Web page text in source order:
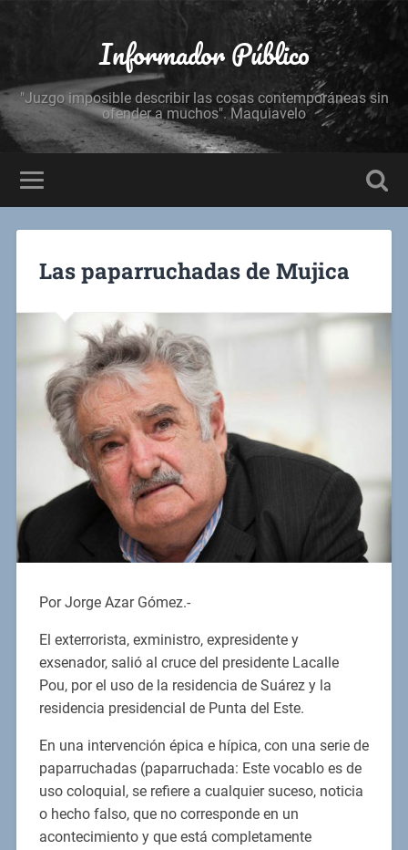
Informador Público
"Juzgo imposible describir las cosas contemporáneas sin
ofender a muchos". Maquiavelo
Las paparruchadas de Mujica
Por Jorge Azar Gómez.-
El exterrorista, exministro, expresidente y
exsenador, salió al cruce del presidente Lacalle
Pou, por el uso de la residencia de Suárez y la
residencia presidencial de Punta del Este.
En una intervención épica e hípica, con una serie de
paparruchadas (paparruchada: Este vocablo es de
uso coloquial, se refiere a cualquier suceso, noticia
o hecho falso, que no corresponde en un
acontecimiento y que está completamente